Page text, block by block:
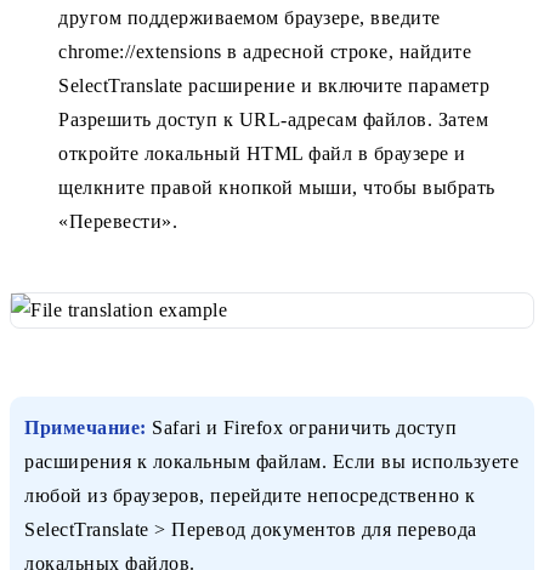
другом поддерживаемом браузере, введите
chrome://extensions в адресной строке, найдите
SelectTranslate расширение и включите параметр
Разрешить доступ к URL-адресам файлов. Затем
откройте локальный HTML файл в браузере и
щелкните правой кнопкой мыши, чтобы выбрать
«Перевести».
Примечание: Safari и Firefox ограничить доступ
расширения к локальным файлам. Если вы используете
любой из браузеров, перейдите непосредственно к
SelectTranslate > Перевод документов для перевода
локальных файлов.